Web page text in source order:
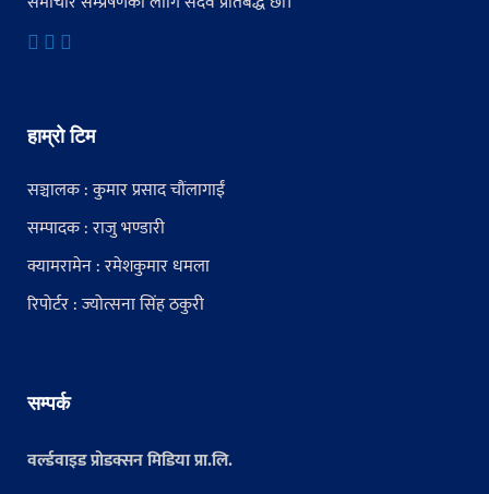
हाम्रो टिम
सञ्चालक : कुमार प्रसाद चौंलागाईं
सम्पादक : राजु भण्डारी
क्यामरामेन : रमेशकुमार धमला
रिपोर्टर : ज्योत्सना सिंह ठकुरी
सम्पर्क
वर्ल्डवाइड प्रोडक्सन मिडिया प्रा.लि.